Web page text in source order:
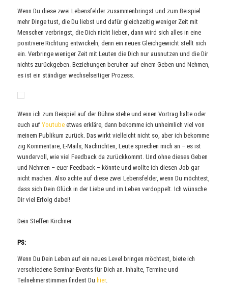
Wenn Du diese zwei Lebensfelder zusammenbringst und zum Beispiel
mehr Dinge tust, die Du liebst und dafür gleichzeitig weniger Zeit mit
Menschen verbringst, die Dich nicht lieben, dann wird sich alles in eine
positivere Richtung entwickeln, denn ein neues Gleichgewicht stellt sich
ein. Verbringe weniger Zeit mit Leuten die Dich nur ausnutzen und die Dir
nichts zurückgeben. Beziehungen beruhen auf einem Geben und Nehmen,
es ist ein ständiger wechselseitiger Prozess.
Wenn ich zum Beispiel auf der Bühne stehe und einen Vortrag halte oder
euch aufYoutube etwas erkläre, dann bekomme ich unheimlich viel von
meinem Publikum zurück. Das wirkt vielleicht nicht so, aber ich bekomme
zig Kommentare, E-Mails, Nachrichten, Leute sprechen mich an – es ist
wundervoll, wie viel Feedback da zurückkommt. Und ohne dieses Geben
und Nehmen – euer Feedback – könnte und wollte ich diesen Job gar
nicht machen. Also achte auf diese zwei Lebensfelder, wenn Du möchtest,
dass sich Dein Glück in der Liebe und im Leben verdoppelt. Ich wünsche
Dir viel Erfolg dabei!
Dein Steffen Kirchner
PS:
Wenn Du Dein Leben auf ein neues Level bringen möchtest, biete ich
verschiedene Seminar-Events für Dich an. Inhalte, Termine und
Teilnehmerstimmen findest Duhier.